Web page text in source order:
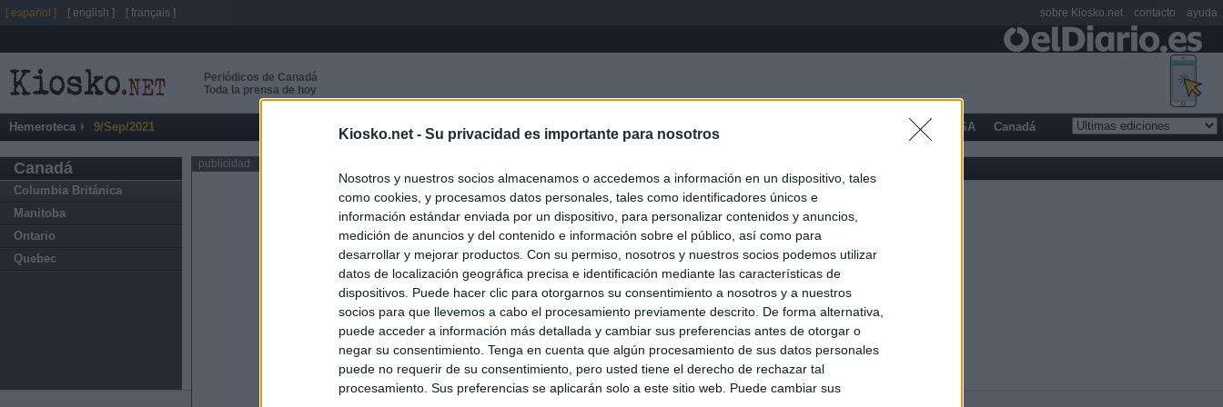
Kiosko.net - Su privacidad es importante para nosotros
Nosotros y nuestros socios almacenamos o accedemos a información en un dispositivo, tales
como cookies, y procesamos datos personales, tales como identificadores únicos e
información estándar enviada por un dispositivo, para personalizar contenidos y anuncios,
medición de anuncios y del contenido e información sobre el público, así como para
desarrollar y mejorar productos. Con su permiso, nosotros y nuestros socios podemos utilizar
datos de localización geográfica precisa e identificación mediante las características de
dispositivos. Puede hacer clic para otorgarnos su consentimiento a nosotros y a nuestros
socios para que llevemos a cabo el procesamiento previamente descrito. De forma alternativa,
puede acceder a información más detallada y cambiar sus preferencias antes de otorgar o
negar su consentimiento. Tenga en cuenta que algún procesamiento de sus datos personales
puede no requerir de su consentimiento, pero usted tiene el derecho de rechazar tal
procesamiento. Sus preferencias se aplicarán solo a este sitio web. Puede cambiar sus
Periódicos de Canadá
Toda la prensa de hoy
Hemeroteca 9/Sep/2021 Inicio Latinoamérica USA Canadá
Canadá
Columbia Británica
Manitoba
Ontario
Quebec
publicidad
[ español ] [ english ] [ français ] sobre Kiosko.net contacto ayuda